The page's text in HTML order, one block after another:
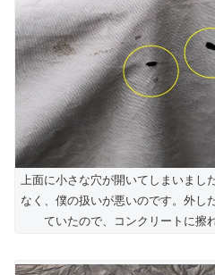
上面に小さな穴が開いてしまいまし
なく、僕の扱いが悪いのです。外し
ていたので、コンクリートに擦